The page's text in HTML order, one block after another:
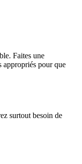
Faites une
appropriés pour que
surtout besoin de